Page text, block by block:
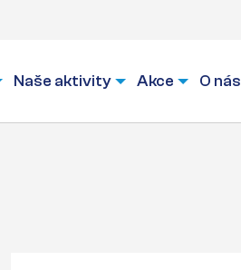
Naše aktivity Akce O nás